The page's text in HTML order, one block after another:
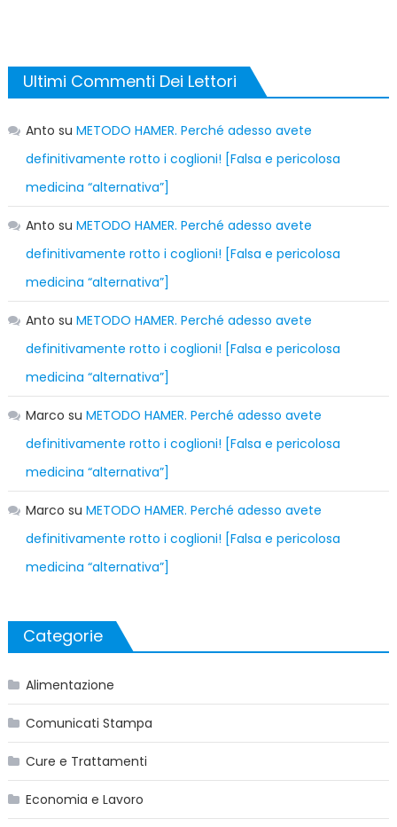
Ultimi Commenti Dei Lettori
Anto su METODO HAMER. Perché adesso avete
definitivamente rotto i coglioni! [Falsa e pericolosa
medicina “alternativa”]
Anto su METODO HAMER. Perché adesso avete
definitivamente rotto i coglioni! [Falsa e pericolosa
medicina “alternativa”]
Anto su METODO HAMER. Perché adesso avete
definitivamente rotto i coglioni! [Falsa e pericolosa
medicina “alternativa”]
Marco su METODO HAMER. Perché adesso avete
definitivamente rotto i coglioni! [Falsa e pericolosa
medicina “alternativa”]
Marco su METODO HAMER. Perché adesso avete
definitivamente rotto i coglioni! [Falsa e pericolosa
medicina “alternativa”]
Categorie
Alimentazione
Comunicati Stampa
Cure e Trattamenti
Economia e Lavoro